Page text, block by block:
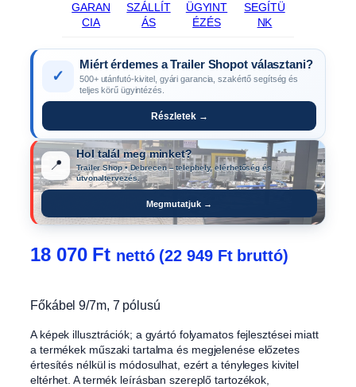
GARAN
CIA
SZÁLLÍT
ÁS
ÜGYINT
ÉZÉS
SEGÍTÜ
NK
✓
Miért érdemes a Trailer Shopot választani?
500+ utánfutó-kivitel, gyári garancia, szakértő segítség és
teljes körű ügyintézés.
Részletek →
📍
Hol talál meg minket?
Trailer Shop • Debrecen – telephely, elérhetőség és
útvonaltervezés.
Megmutatjuk →
18 070 Ft nettó (22 949 Ftbruttó)
Főkábel 9/7m, 7 pólusú
A képek illusztrációk; a gyártó folyamatos fejlesztései miatt
a termékek műszaki tartalma és megjelenése előzetes
értesítés nélkül is módosulhat, ezért a tényleges kivitel
eltérhet. A termék leírásban szereplő tartozékok,